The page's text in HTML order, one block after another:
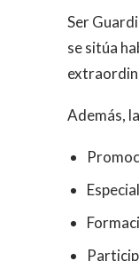
Ser
se sitúa
Además,